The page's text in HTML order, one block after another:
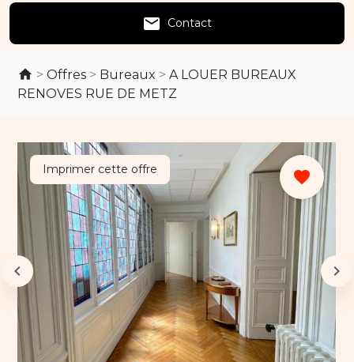
email Contact
>Offres > Bureaux >A LOUER BUREAUX
RENOVES RUE DE METZ
favorite
Imprimer cette offre